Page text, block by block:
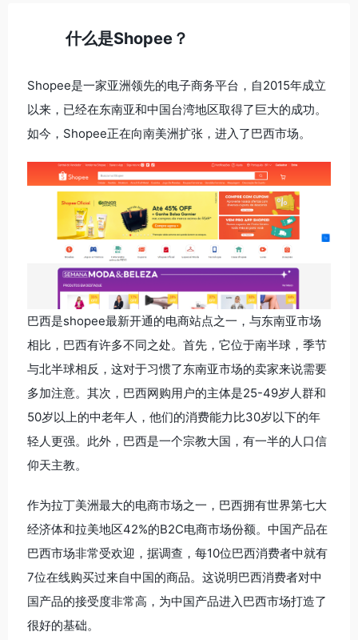
什么是Shopee？
Shopee是一家亚洲领先的电子商务平台，自2015年成立
以来，已经在东南亚和中国台湾地区取得了巨大的成功。
如今，Shopee正在向南美洲扩张，进入了巴西市场。
巴西是shopee最新开通的电商站点之一，与东南亚市场
相比，巴西有许多不同之处。首先，它位于南半球，季节
与北半球相反，这对于习惯了东南亚市场的卖家来说需要
多加注意。其次，巴西网购用户的主体是25-49岁人群和
50岁以上的中老年人，他们的消费能力比30岁以下的年
轻人更强。此外，巴西是一个宗教大国，有一半的人口信
仰天主教。
作为拉丁美洲最大的电商市场之一，巴西拥有世界第七大
经济体和拉美地区42%的B2C电商市场份额。中国产品在
巴西市场非常受欢迎，据调查，每10位巴西消费者中就有
7位在线购买过来自中国的商品。这说明巴西消费者对中
国产品的接受度非常高，为中国产品进入巴西市场打造了
很好的基础。